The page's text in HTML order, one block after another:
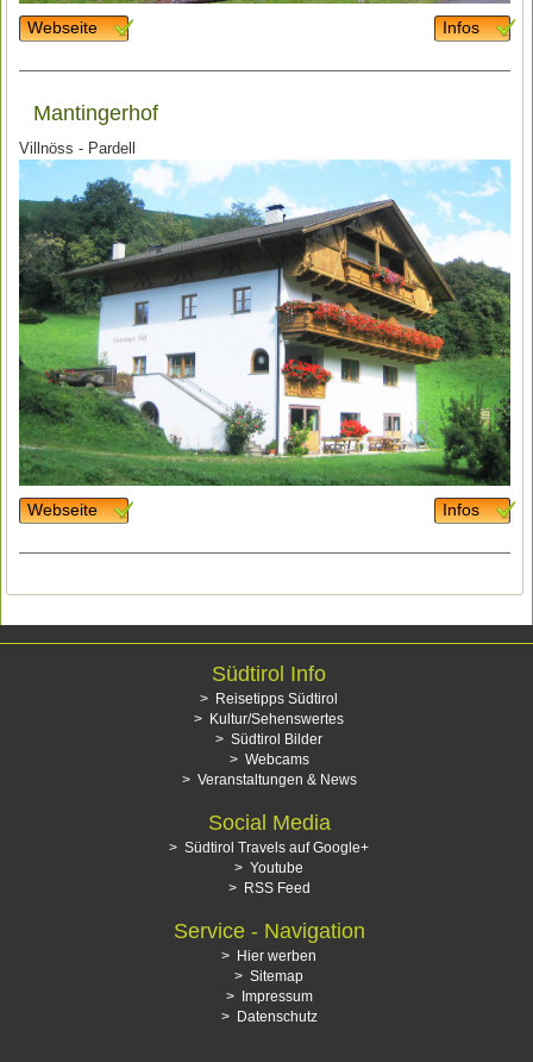
Webseite Infos
Mantingerhof
Villnöss - Pardell
Webseite Infos
Südtirol Info
Reisetipps Südtirol
Kultur/Sehenswertes
Südtirol Bilder
Webcams
Veranstaltungen & News
Social Media
Südtirol Travels auf Google+
Youtube
RSS Feed
Service - Navigation
Hier werben
Sitemap
Impressum
Datenschutz